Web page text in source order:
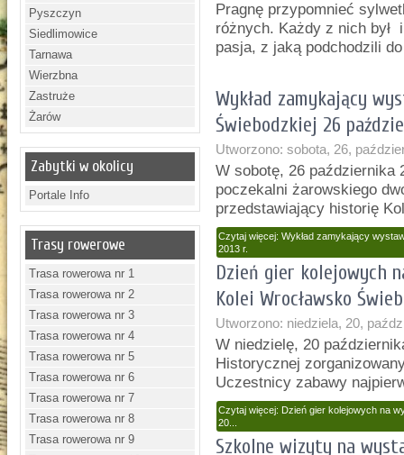
Pyszczyn
Siedlimowice
Tarnawa
Wierzbna
Zastruże
Żarów
Zabytki w okolicy
Portale Info
Trasy rowerowe
Trasa rowerowa nr 1
Trasa rowerowa nr 2
Trasa rowerowa nr 3
Trasa rowerowa nr 4
Trasa rowerowa nr 5
Trasa rowerowa nr 6
Trasa rowerowa nr 7
Trasa rowerowa nr 8
Trasa rowerowa nr 9
Pragnę przypomnieć
różnych. Każdy z nich był
pasja, z jaką podchodzili
Wykład zamykający
Świebodzkiej 26
Utworzono: sobota, 26,
W sobotę, 26 października
poczekalni żarowskiego
przedstawiający historię
Czytaj więcej: Wykład zamykający
2013 r.
Dzień gier kolejowych
Kolei Wrocławsko
Utworzono: niedziela, 20,
W niedzielę, 20
Historycznej
Uczestnicy zabawy
Czytaj więcej: Dzień gier kolejowych na
20...
Szkolne wizyty na